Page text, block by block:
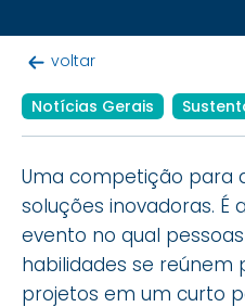
voltar
Notícias Gerais
Uma competição para
soluções inovadoras. É
evento no qual
habilidades se reúnem
projetos em um curto